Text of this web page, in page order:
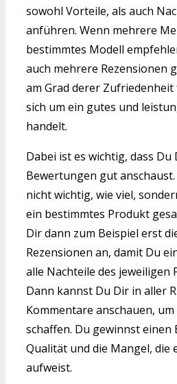
sowohl Vorteile, als auch
anführen. Wenn mehrere
bestimmtes Modell
auch mehrere Rezensionen
am Grad derer Zufriedenheit
sich um ein gutes und
handelt.
Dabei ist es wichtig, dass Du
Bewertungen gut anschaust.
nicht wichtig, wie viel,
ein bestimmtes Produkt
Dir dann zum Beispiel erst
Rezensionen an, damit Du
alle Nachteile des jeweiligen
Dann kannst Du Dir in aller
Kommentare anschauen,
schaffen. Du gewinnst einen
Qualität und die Mangel, die
aufweist.